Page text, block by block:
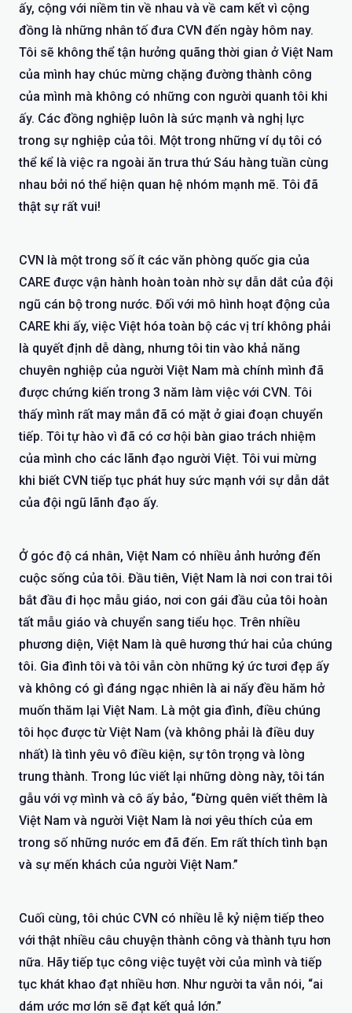
ấy, cộng với niềm tin về nhau và về cam kết vì cộng
đồng là những nhân tố đưa CVN đến ngày hôm nay.
Tôi sẽ không thể tận hưởng quãng thời gian ở Việt Nam
của mình hay chúc mừng chặng đường thành công
của mình mà không có những con người quanh tôi khi
ấy. Các đồng nghiệp luôn là sức mạnh và nghị lực
trong sự nghiệp của tôi. Một trong những ví dụ tôi có
thể kể là việc ra ngoài ăn trưa thứ Sáu hàng tuần cùng
nhau bởi nó thể hiện quan hệ nhóm mạnh mẽ. Tôi đã
thật sự rất vui!
CVN là một trong số ít các văn phòng quốc gia của
CARE được vận hành hoàn toàn nhờ sự dẫn dắt của đội
ngũ cán bộ trong nước. Đối với mô hình hoạt động của
CARE khi ấy, việc Việt hóa toàn bộ các vị trí không phải
là quyết định dễ dàng, nhưng tôi tin vào khả năng
chuyên nghiệp của người Việt Nam mà chính mình đã
được chứng kiến trong 3 năm làm việc với CVN. Tôi
thấy mình rất may mắn đã có mặt ở giai đoạn chuyển
tiếp. Tôi tự hào vì đã có cơ hội bàn giao trách nhiệm
của mình cho các lãnh đạo người Việt. Tôi vui mừng
khi biết CVN tiếp tục phát huy sức mạnh với sự dẫn dắt
của đội ngũ lãnh đạo ấy.
Ở góc độ cá nhân, Việt Nam có nhiều ảnh hưởng đến
cuộc sống của tôi. Đầu tiên, Việt Nam là nơi con trai tôi
bắt đầu đi học mẫu giáo, nơi con gái đầu của tôi hoàn
tất mẫu giáo và chuyển sang tiểu học. Trên nhiều
phương diện, Việt Nam là quê hương thứ hai của chúng
tôi. Gia đình tôi và tôi vẫn còn những ký ức tươi đẹp ấy
và không có gì đáng ngạc nhiên là ai nấy đều hăm hở
muốn thăm lại Việt Nam. Là một gia đình, điều chúng
tôi học được từ Việt Nam (và không phải là điều duy
nhất) là tình yêu vô điều kiện, sự tôn trọng và lòng
trung thành. Trong lúc viết lại những dòng này, tôi tán
gẫu với vợ mình và cô ấy bảo, “Đừng quên viết thêm là
Việt Nam và người Việt Nam là nơi yêu thích của em
trong số những nước em đã đến. Em rất thích tình bạn
và sự mến khách của người Việt Nam.”
Cuối cùng, tôi chúc CVN có nhiều lễ kỷ niệm tiếp theo
với thật nhiều câu chuyện thành công và thành tựu hơn
nữa. Hãy tiếp tục công việc tuyệt vời của mình và tiếp
tục khát khao đạt nhiều hơn. Như người ta vẫn nói, “ai
dám ước mơ lớn sẽ đạt kết quả lớn.”